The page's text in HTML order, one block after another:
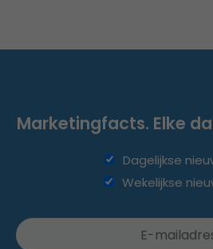
Marketingfacts. Elke
Dagelijkse
Wekelijkse